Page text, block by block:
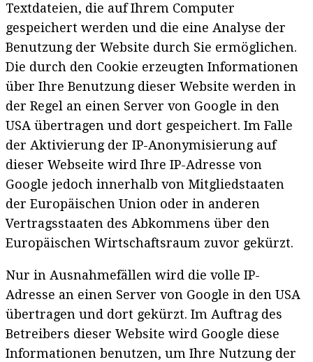
Textdateien, die auf Ihrem Computer
gespeichert werden und die eine Analyse der
Benutzung der Website durch Sie ermöglichen.
Die durch den Cookie erzeugten Informationen
über Ihre Benutzung dieser Website werden in
der Regel an einen Server von Google in den
USA übertragen und dort gespeichert. Im Falle
der Aktivierung der IP-Anonymisierung auf
dieser Webseite wird Ihre IP-Adresse von
Google jedoch innerhalb von Mitgliedstaaten
der Europäischen Union oder in anderen
Vertragsstaaten des Abkommens über den
Europäischen Wirtschaftsraum zuvor gekürzt.
Nur in Ausnahmefällen wird die volle IP-
Adresse an einen Server von Google in den USA
übertragen und dort gekürzt. Im Auftrag des
Betreibers dieser Website wird Google diese
Informationen benutzen, um Ihre Nutzung der